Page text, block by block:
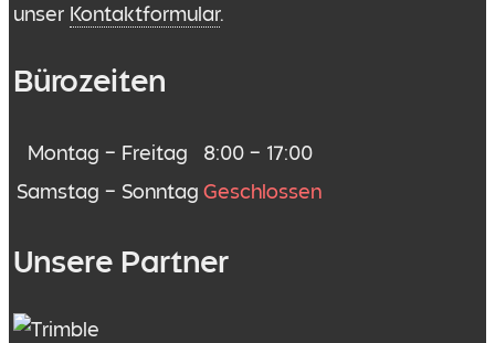
unser Kontaktformular.
Bürozeiten
Montag – Freitag
8:00 – 17:00
Samstag – Sonntag Geschlossen
Unsere Partner